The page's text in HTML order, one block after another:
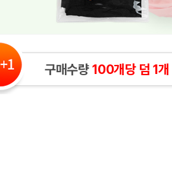
구매수량100개당 덤 1개